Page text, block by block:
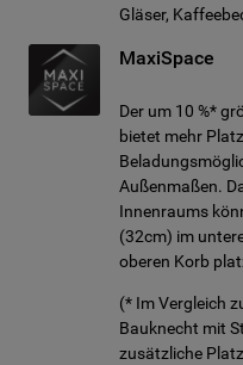
Gläser,
MaxiSpace
Der um 10 %*
bietet mehr
Außenmaßen.
Innenraums
(32cm) im
oberen Korb
(* Im Vergleich
Bauknecht mit
zusätzliche